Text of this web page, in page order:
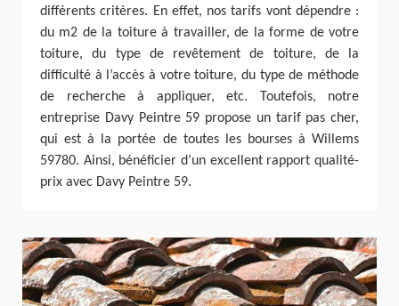
différents critères. En effet, nos tarifs vont dépendre :
du m2 de la toiture à travailler, de la forme de votre
toiture, du type de revêtement de toiture, de la
difficulté à l’accès à votre toiture, du type de méthode
de recherche à appliquer, etc. Toutefois, notre
entreprise Davy Peintre 59 propose un tarif pas cher,
qui est à la portée de toutes les bourses à Willems
59780. Ainsi, bénéficier d’un excellent rapport qualité-
prix avec Davy Peintre 59.